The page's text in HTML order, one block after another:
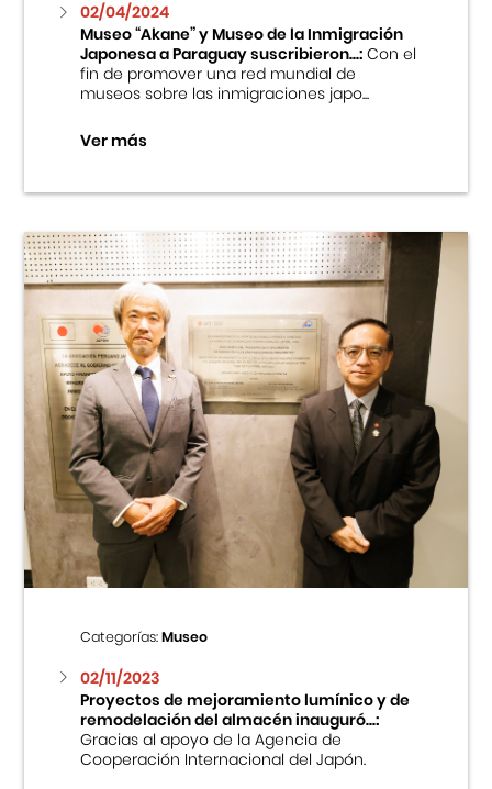
02/04/2024
Museo “Akane” y Museo de la Inmigración
Japonesa a Paraguay suscribieron...:Con el
fin de promover una red mundial de
museos sobre las inmigraciones japo...
Ver más
Categorías:Museo
02/11/2023
Proyectos de mejoramiento lumínico y de
remodelación del almacén inauguró...:
Gracias al apoyo de la Agencia de
Cooperación Internacional del Japón.